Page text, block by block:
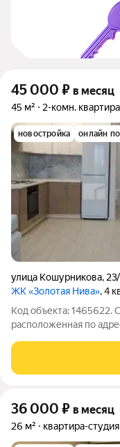
45 000 ₽ в месяц
45 м² 2-комн. квартира
новостройка онлайн
улица Кошурникова,
ЖК «Золотая Нива», 4
Код объекта: 1465622.
расположенная по
видеонаблюдение,два
квартире имеется все
36 000 ₽ в месяц
26 м² квартира-студия